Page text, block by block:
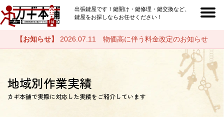
出張鍵屋です！鍵開け・鍵修理・鍵交換など、
鍵屋をお探しならお任せください！
【お知らせ】 2026.07.11 物価高に伴う料金改定のお知らせ
地域別作業実績
カギ本舗で実際に対応した実績をご紹介しています